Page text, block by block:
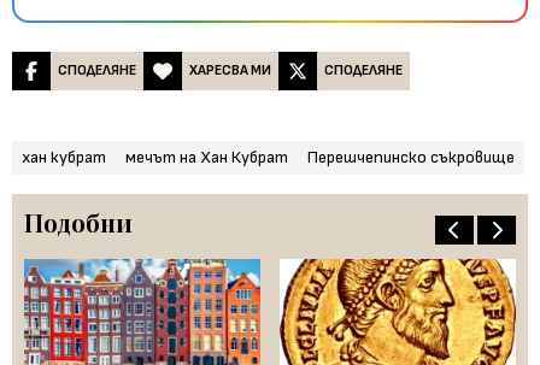
СПОДЕЛЯНЕ ХАРЕСВА МИ СПОДЕЛЯНЕ
хан кубрат мечът на Хан Кубрат Перешчепинско съкровище
Подобни